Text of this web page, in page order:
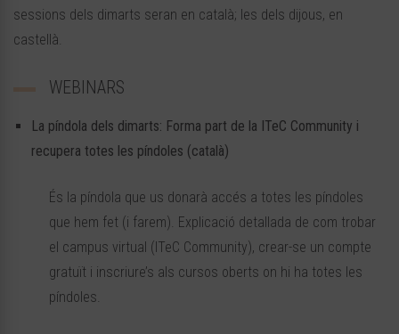
sessions dels dimarts seran en català; les dels dijous, en
castellà.
WEBINARS
La píndola dels dimarts: Forma part de la ITeC Community i
recupera totes les píndoles (català)
És la píndola que us donarà accés a totes les píndoles
que hem fet (i farem). Explicació detallada de com trobar
el campus virtual (ITeC Community), crear-se un compte
gratuït i inscriure’s als cursos oberts on hi ha totes les
píndoles.